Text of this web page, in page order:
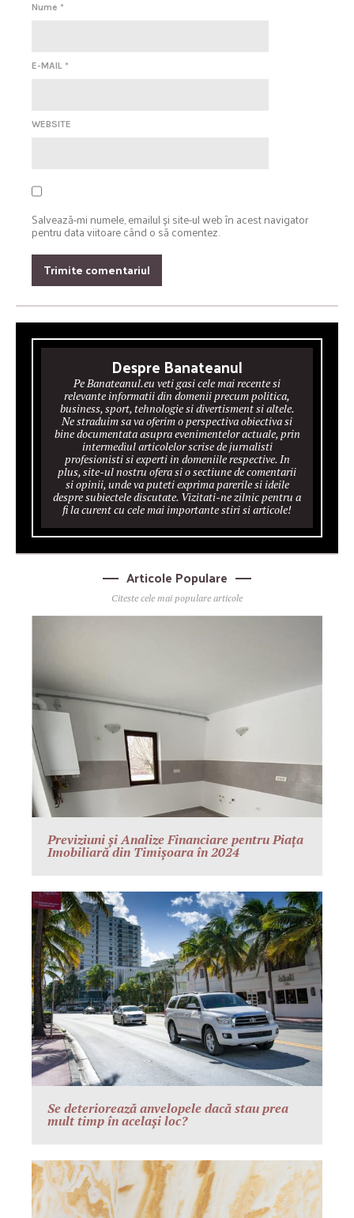
Nume *
E-MAIL *
WEBSITE
Salvează-mi numele, emailul și site-ul web în acest navigator
pentru data viitoare când o să comentez.
Despre Banateanul
Pe Banateanul.eu veti gasi cele mai recente si
relevante informatii din domenii precum politica,
business, sport, tehnologie si divertisment si altele.
Ne straduim sa va oferim o perspectiva obiectiva si
bine documentata asupra evenimentelor actuale, prin
intermediul articolelor scrise de jurnalisti
profesionisti si experti in domeniile respective. In
plus, site-ul nostru ofera si o sectiune de comentarii
si opinii, unde va puteti exprima parerile si ideile
despre subiectele discutate. Vizitati-ne zilnic pentru a
fi la curent cu cele mai importante stiri si articole!
Articole Populare
Citeste cele mai populare articole
Previziuni și Analize Financiare pentru Piața
Imobiliară din Timișoara în 2024
Se deteriorează anvelopele dacă stau prea
mult timp în același loc?